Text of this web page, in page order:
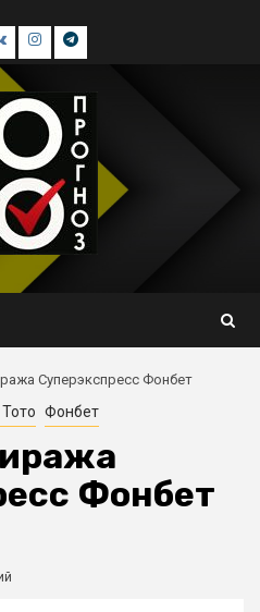
Инстаграм
Телеграм
Суперэкспресс Фонбет
Фонбет
Фонбет